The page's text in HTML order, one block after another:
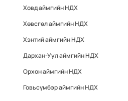
Ховд аймгийн НДХ
Хөвсгөл аймгийн НДХ
Хэнтий аймгийн НДХ
Дархан-Уул аймгийн НДХ
Орхон аймгийн НДХ
Говьсүмбэр аймгийн НДХ